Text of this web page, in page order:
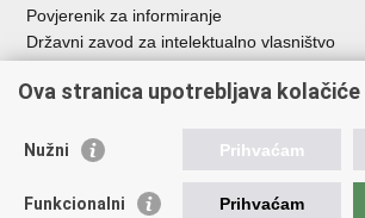
Povjerenik za informiranje
Državni zavod za intelektualno vlasništvo
HAKOM
Ostale poveznice
Hrvatski audiovizualni centar
Ova stranica upotrebljava kolačiće
Nužni Prihvaćam
Funkcionalni Prihvaćam